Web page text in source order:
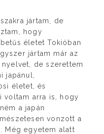
jártam, de
hogy
életet Tokióban
jártam már az
de szerettem
japánul,
életet, és
voltam arra is, hogy
a japán
vonzott a
Még egyetem alatt